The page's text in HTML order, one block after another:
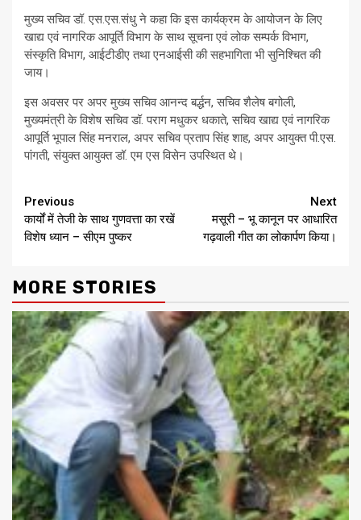
मुख्य सचिव डॉ. एस.एस.संधु ने कहा कि इस कार्यक्रम के आयोजन के लिए
खाद्य एवं नागरिक आपूर्ति विभाग के साथ सूचना एवं लोक सम्पर्क विभाग,
संस्कृति विभाग, आईटीडीए तथा एनआईसी की सहभागिता भी सुनिश्चित की
जाय।
इस अवसर पर अपर मुख्य सचिव आनन्द बर्द्धन, सचिव शैलेष बगोली,
मुख्यमंत्री के विशेष सचिव डॉ. पराग मधुकर धकाते, सचिव खाद्य एवं नागरिक
आपूर्ति भूपाल सिंह मनराल, अपर सचिव प्रताप सिंह शाह, अपर आयुक्त पी.एस.
पांगती, संयुक्त आयुक्त डॉ. एम एस विसेन उपस्थित थे।
Continue
Reading
Previous
कार्यों में तेजी के साथ गुणवत्ता का रखें
विशेष ध्यान – सीएम पुष्कर
Next
मसूरी – भू कानून पर आधारित
गढ़वाली गीत का लोकार्पण किया।
MORE STORIES